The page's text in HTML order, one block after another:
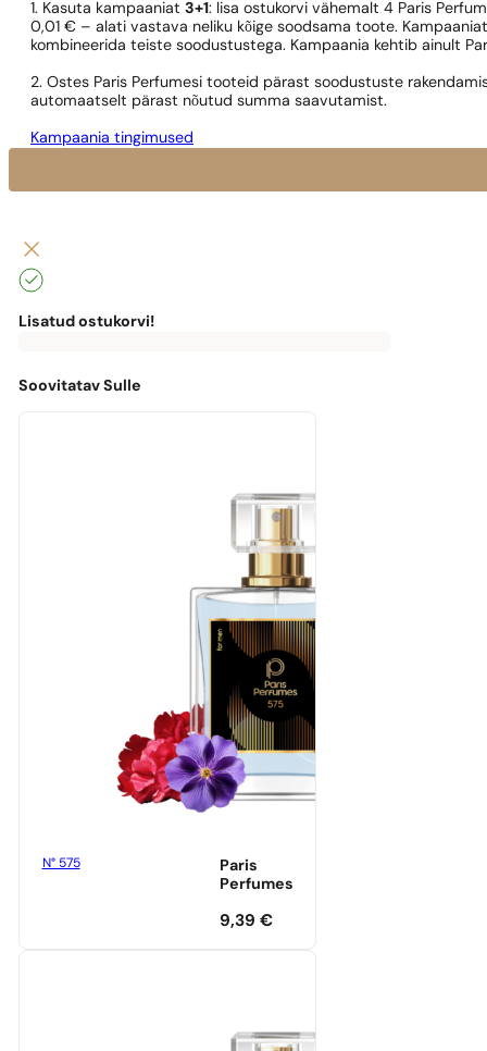
1. Kasuta kampaaniat 3+1: lisa ostukorvi vähemalt 4 Paris
0,01 € – alati vastava neliku kõige soodsama toote.
kombineerida teiste soodustustega. Kampaania kehtib ainult
2. Ostes Paris Perfumesi tooteid pärast soodustuste
automaatselt pärast nõutud summa saavutamist.
Kampaania tingimused
Lisatud ostukorvi!
puudu
0,00€
Soovitatav Sulle
N° 575
Paris
Perfumes
9,39 €